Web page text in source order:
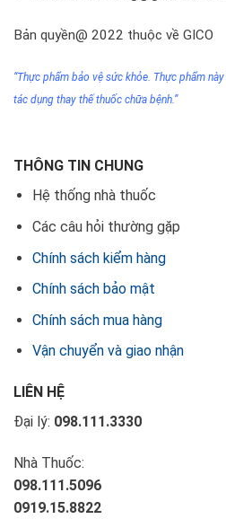
Bản quyền@ 2022 thuộc về GICO
“Thực phẩm bảo vệ sức khỏe. Thực phẩm
tác dụng thay thế thuốc chữa bệnh.”
THÔNG TIN CHUNG
Hệ thống nhà thuốc
Các câu hỏi thường gặp
Chính sách kiểm hàng
Chính sách bảo mật
Chính sách mua hàng
Vận chuyển và giao nhận
LIÊN HỆ
Đại lý: 098.111.3330
Nhà Thuốc:
098.111.5096
0919.15.8822